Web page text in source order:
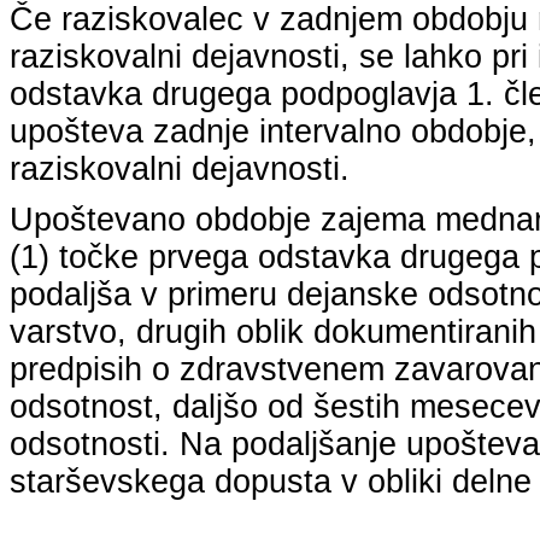
Če raziskovalec v zadnjem
raziskovalni dejavnosti, se lahko
odstavka drugega podpoglavja 1.
upošteva zadnje intervalno
raziskovalni dejavnosti.
Upoštevano obdobje zajema
(1) točke prvega odstavka drugega
podaljša v primeru dejanske
varstvo, drugih oblik
predpisih o zdravstvenem
odsotnost, daljšo od šestih
odsotnosti. Na podaljšanje
starševskega dopusta v obliki